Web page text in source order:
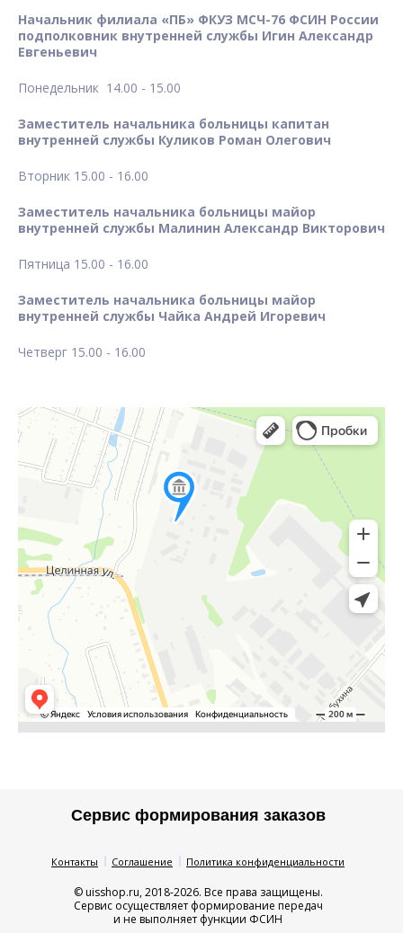
Начальник филиала «ПБ» ФКУЗ МСЧ-76 ФСИН России
подполковник внутренней службы Игин Александр
Евгеньевич
Понедельник 14.00 - 15.00
Заместитель начальника больницы капитан
внутренней службы Куликов Роман Олегович
Вторник 15.00 - 16.00
Заместитель начальника больницы майор
внутренней службы Малинин Александр Викторович
Пятница 15.00 - 16.00
Заместитель начальника больницы майор
внутренней службы Чайка Андрей Игоревич
Четверг 15.00 - 16.00
Сервис формирования заказов
Контакты Соглашение Политика конфиденциальности
© uisshop.ru, 2018-2026. Все права защищены.
Сервис осуществляет формирование передач
и не выполняет функции ФСИН